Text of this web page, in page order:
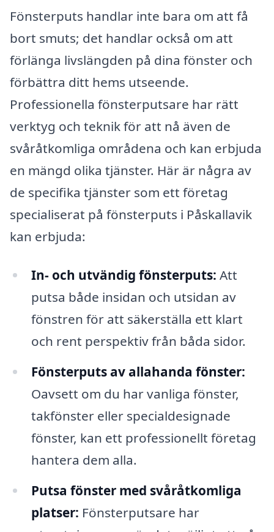
Fönsterputs handlar inte bara om att få
bort smuts; det handlar också om att
förlänga livslängden på dina fönster och
förbättra ditt hems utseende.
Professionella fönsterputsare har rätt
verktyg och teknik för att nå även de
svåråtkomliga områdena och kan erbjuda
en mängd olika tjänster. Här är några av
de specifika tjänster som ett företag
specialiserat på fönsterputs i Påskallavik
kan erbjuda:
In- och utvändig fönsterputs: Att
putsa både insidan och utsidan av
fönstren för att säkerställa ett klart
och rent perspektiv från båda sidor.
Fönsterputs av allahanda fönster:
Oavsett om du har vanliga fönster,
takfönster eller specialdesignade
fönster, kan ett professionellt företag
hantera dem alla.
Putsa fönster med svåråtkomliga
platser: Fönsterputsare har